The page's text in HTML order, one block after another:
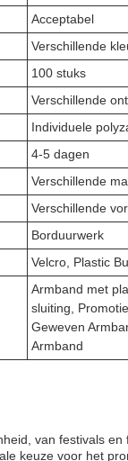
Acceptabel
Verschillende
100 stuks
Verschillende
Individuele
4-5 dagen
Verschillende
Verschillende
Borduurwerk
Velcro, Plastic
Armband met
sluiting,
Geweven
Armband
van festivals
keuze voor het